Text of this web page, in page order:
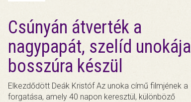
Csúnyán átverték a
nagypapát, szelíd unokája
bosszúra készül
Elkezdődött Deák Kristóf Az unoka című filmjének a
forgatása, amely 40 napon keresztül, különböző